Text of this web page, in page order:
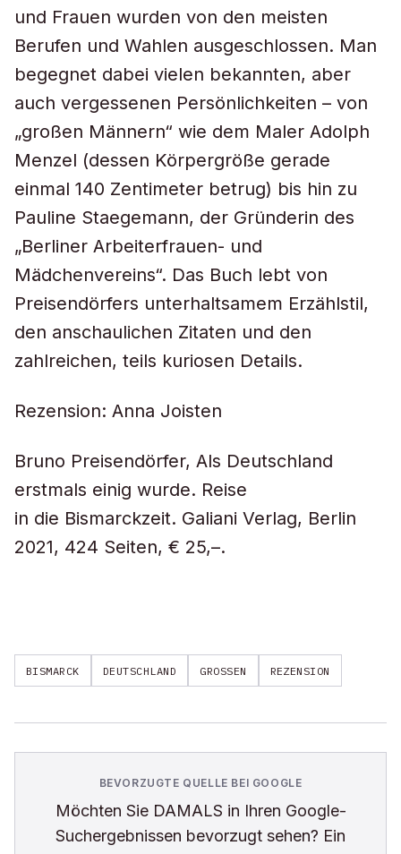
und Frauen wurden von den meisten
Berufen und Wahlen ausgeschlossen. Man
begegnet dabei vielen bekannten, aber
auch vergessenen Persönlichkeiten – von
„großen Männern“ wie dem Maler Adolph
Menzel (dessen Körpergröße gerade
einmal 140 Zentimeter betrug) bis hin zu
Pauline Staegemann, der Gründerin des
„Berliner Arbeiterfrauen- und
Mädchenvereins“. Das Buch lebt von
Preisendörfers unterhaltsamem Erzählstil,
den anschaulichen Zitaten und den
zahlreichen, teils kuriosen Details.
Rezension: Anna Joisten
Bruno Preisendörfer, Als Deutschland
erstmals einig wurde. Reise
in die Bismarckzeit. Galiani Verlag, Berlin
2021, 424 Seiten, € 25,–.
BISMARCK DEUTSCHLAND GROSSEN REZENSION
BEVORZUGTE QUELLE BEI GOOGLE
Möchten Sie DAMALS in Ihren Google-
Suchergebnissen bevorzugt sehen? Ein